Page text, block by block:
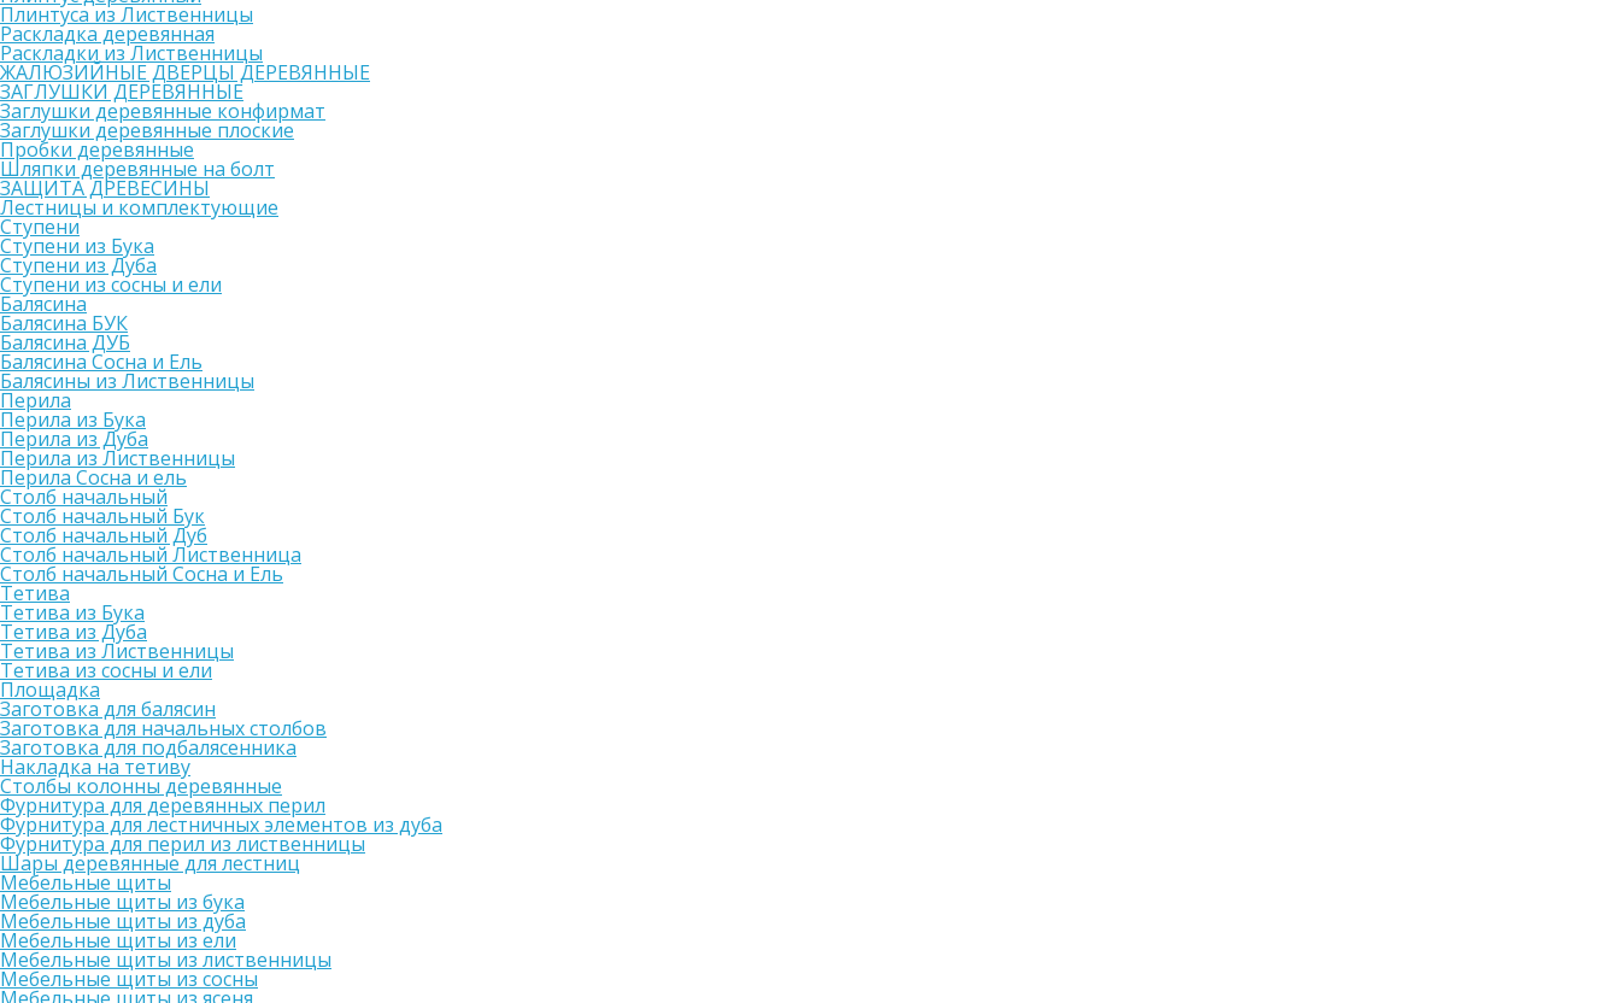
Плинтуса из Лиственницы
Раскладка деревянная
Раскладки из Лиственницы
ЖАЛЮЗИЙНЫЕ ДВЕРЦЫ ДЕРЕВЯННЫЕ
ЗАГЛУШКИ ДЕРЕВЯННЫЕ
Заглушки деревянные конфирмат
Заглушки деревянные плоские
Пробки деревянные
Шляпки деревянные на болт
ЗАЩИТА ДРЕВЕСИНЫ
Лестницы и комплектующие
Ступени
Ступени из Бука
Ступени из Дуба
Ступени из сосны и ели
Балясина
Балясина БУК
Балясина ДУБ
Балясина Сосна и Ель
Балясины из Лиственницы
Перила
Перила из Бука
Перила из Дуба
Перила из Лиственницы
Перила Сосна и ель
Столб начальный
Столб начальный Бук
Столб начальный Дуб
Столб начальный Лиственница
Столб начальный Сосна и Ель
Тетива
Тетива из Бука
Тетива из Дуба
Тетива из Лиственницы
Тетива из сосны и ели
Площадка
Заготовка для балясин
Заготовка для начальных столбов
Заготовка для подбалясенника
Накладка на тетиву
Столбы колонны деревянные
Фурнитура для деревянных перил
Фурнитура для лестничных элементов из дуба
Фурнитура для перил из лиственницы
Шары деревянные для лестниц
Мебельные щиты
Мебельные щиты из бука
Мебельные щиты из дуба
Мебельные щиты из ели
Мебельные щиты из лиственницы
Мебельные щиты из сосны